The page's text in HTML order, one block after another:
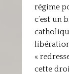
régime
c’est un
«
cette